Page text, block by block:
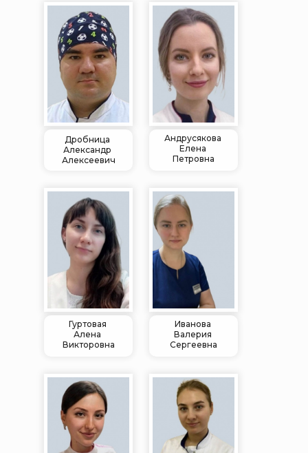
Дробница
Александр
Алексеевич
Андрусякова
Елена
Петровна
Гуртовая
Алена
Викторовна
Иванова
Валерия
Сергеевна